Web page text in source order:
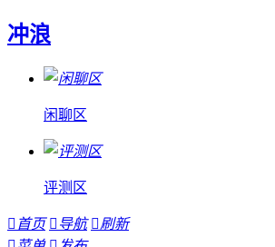
冲浪
闲聊区
评测区
 首页  导航 刷新